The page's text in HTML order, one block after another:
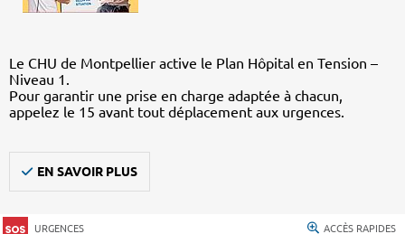
Le CHU de Montpellier active le Plan Hôpital en Tension –
Niveau 1.
Pour garantir une prise en charge adaptée à chacun,
appelez le 15 avant tout déplacement aux urgences.
EN SAVOIR PLUS
URGENCES ACCÈS RAPIDES